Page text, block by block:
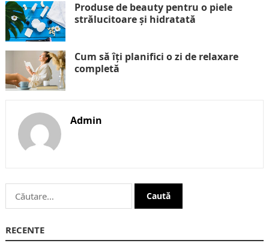
Produse de beauty pentru o piele
strălucitoare și hidratată
Cum să îți planifici o zi de relaxare
completă
Admin
Caută
după:
RECENTE